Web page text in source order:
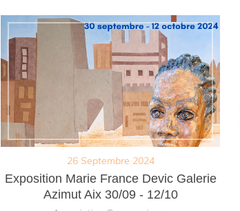
26 Septembre 2024
Exposition Marie France Devic Galerie
Azimut Aix 30/09 - 12/10